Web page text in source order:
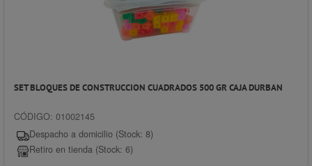
SET BLOQUES DE CONSTRUCCION CUADRADOS 500 GR CAJA DURBAN
CÓDIGO: 01002145
Despacho a domicilio (Stock: 8)
Retiro en tienda (Stock: 6)